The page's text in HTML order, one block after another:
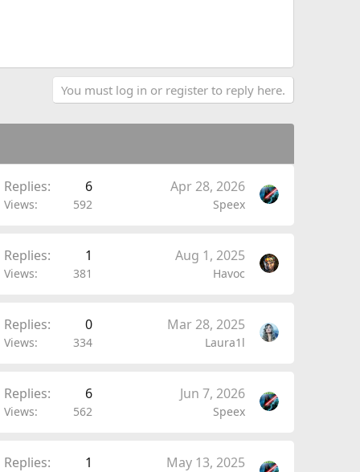
You must log in or register to reply here.
Replies 6
Views 592
Apr 28, 2026
Speex
Replies 1
Views 381
Aug 1, 2025
Havoc
Replies 0
Views 334
Mar 28, 2025
Laura1l
Replies 6
Views 562
Jun 7, 2026
Speex
Replies 1 May 13, 2025